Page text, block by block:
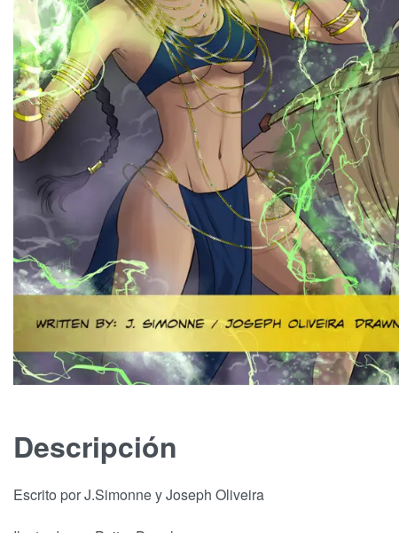
Descripción
Escrito por J.Simonne y Joseph Oliveira